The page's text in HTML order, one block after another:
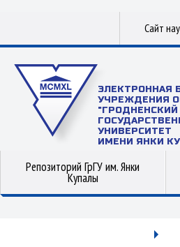
Сайт
ЭЛЕКТРОННАЯ
УЧРЕЖДЕНИЯ
"ГРОДНЕНСКИЙ
УНИВЕРСИТЕТ
ИМЕНИ ЯНКИ
Репозиторий ГрГУ им. Янки
Купалы